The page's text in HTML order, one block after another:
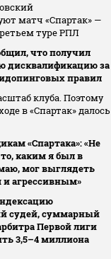
матч «Спартак» —
туре РПЛ
что получил
дисквалификацию за
правил
клуба. Поэтому
в «Спартак» далось
«Спартака»: «Не
каким я был в
мог выглядеть
агрессивным»
судей, суммарный
Первой лиги
3,5–4 миллиона